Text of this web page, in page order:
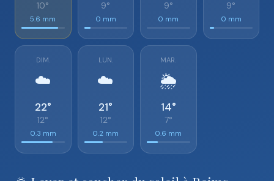
10°
5.6 mm
9°
0 mm
9°
0 mm
9°
0 mm
DIM.
☁️
22°
12°
0.3 mm
LUN.
☁️
21°
12°
0.2 mm
MAR.
🌦️
14°
7°
0.6 mm